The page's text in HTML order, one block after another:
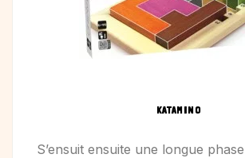
KATAMINO
S’ensuit ensuite une longue